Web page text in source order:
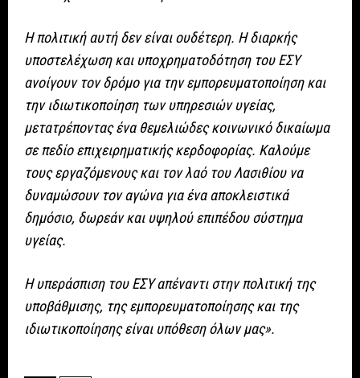
Η πολιτική αυτή δεν είναι ουδέτερη. Η διαρκής
υποστελέχωση και υποχρηματοδότηση του ΕΣΥ
ανοίγουν τον δρόμο για την εμπορευματοποίηση και
την ιδιωτικοποίηση των υπηρεσιών υγείας,
μετατρέποντας ένα θεμελιώδες κοινωνικό δικαίωμα
σε πεδίο επιχειρηματικής κερδοφορίας. Καλούμε
τους εργαζόμενους και τον λαό του Λασιθίου να
δυναμώσουν τον αγώνα για ένα αποκλειστικά
δημόσιο, δωρεάν και υψηλού επιπέδου σύστημα
υγείας.
Η υπεράσπιση του ΕΣΥ απέναντι στην πολιτική της
υποβάθμισης, της εμπορευματοποίησης και της
ιδιωτικοποίησης είναι υπόθεση όλων μας».